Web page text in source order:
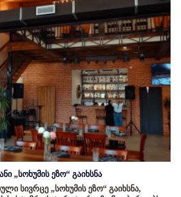
„სოხუმის ეზო“ გაიხსნა
სივრცე „სოხუმის ეზო“ გაიხსნა,